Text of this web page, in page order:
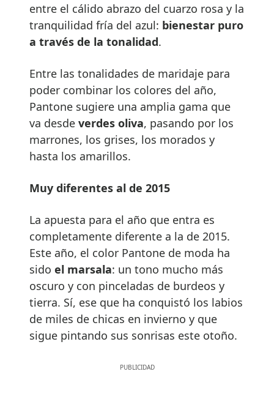
entre el cálido abrazo del cuarzo rosa y la
tranquilidad fría del azul: bienestar puro
a través de la tonalidad.
Entre las tonalidades de maridaje para
poder combinar los colores del año,
Pantone sugiere una amplia gama que
va desde verdes oliva, pasando por los
marrones, los grises, los morados y
hasta los amarillos.
Muy diferentes al de 2015
La apuesta para el año que entra es
completamente diferente a la de 2015.
Este año, el color Pantone de moda ha
sido el marsala: un tono mucho más
oscuro y con pinceladas de burdeos y
tierra. Sí, ese que ha conquistó los labios
de miles de chicas en invierno y que
sigue pintando sus sonrisas este otoño.